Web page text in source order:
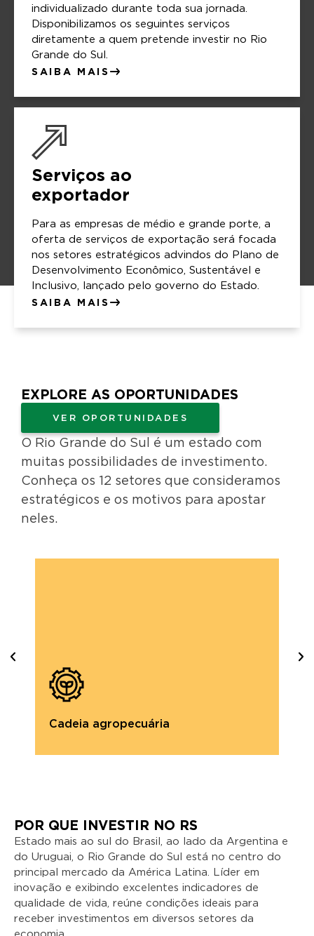
individualizado durante toda sua jornada.
Disponibilizamos os seguintes serviços
diretamente a quem pretende investir no Rio
Grande do Sul.
SAIBA MAIS
Serviços ao
exportador
Para as empresas de médio e grande porte, a
oferta de serviços de exportação será focada
nos setores estratégicos advindos do Plano de
Desenvolvimento Econômico, Sustentável e
Inclusivo, lançado pelo governo do Estado.
SAIBA MAIS
EXPLORE AS OPORTUNIDADES
VER OPORTUNIDADES
O Rio Grande do Sul é um estado com
muitas possibilidades de investimento.
Conheça os 12 setores que consideramos
estratégicos e os motivos para apostar
neles.
Cadeia agropecuária
POR QUE INVESTIR NO RS
Estado mais ao sul do Brasil, ao lado da Argentina e
do Uruguai, o Rio Grande do Sul está no centro do
principal mercado da América Latina. Líder em
inovação e exibindo excelentes indicadores de
qualidade de vida, reúne condições ideais para
receber investimentos em diversos setores da